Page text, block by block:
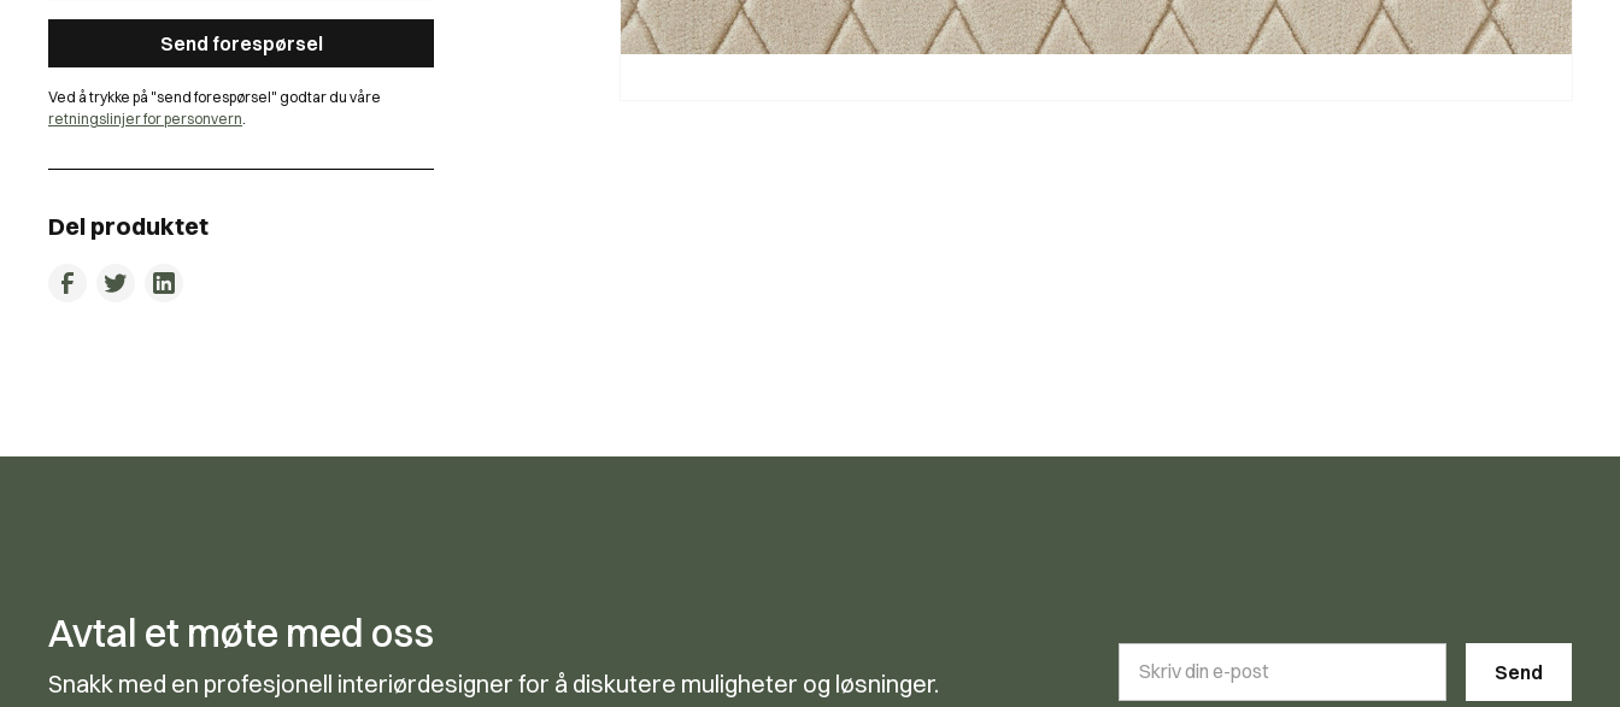
Ved å trykke på "send forespørsel" godtar du våre
retningslinjer for personvern
Del produktet
Avtal et møte med oss
Snakk med en profesjonell interiørdesigner for å diskutere muligheter og løsninger.